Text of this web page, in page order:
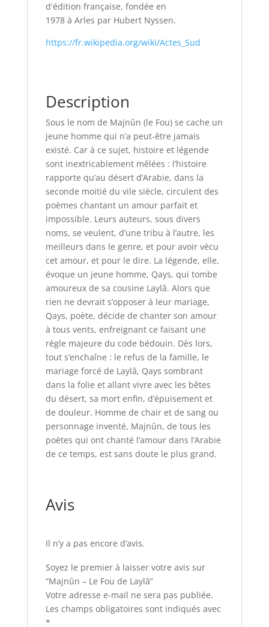
d'édition française, fondée en
1978 à Arles par Hubert Nyssen.
https://fr.wikipedia.org/wiki/Actes_Sud
Description
Sous le nom de Majnûn (le Fou) se cache un
jeune homme qui n’a peut-être jamais
existé. Car à ce sujet, histoire et légende
sont inextricablement mêlées : l’histoire
rapporte qu’au désert d’Arabie, dans la
seconde moitié du vile siècle, circulent des
poèmes chantant un amour parfait et
impossible. Leurs auteurs, sous divers
noms, se veulent, d’une tribu à l’autre, les
meilleurs dans le genre, et pour avoir vécu
cet amour, et pour le dire. La légende, elle,
évoque un jeune homme, Qays, qui tombe
amoureux de sa cousine Laylâ. Alors que
rien ne devrait s’opposer à leur mariage,
Qays, poète, décide de chanter son amour
à tous vents, enfreignant ce faisant une
règle majeure du code bédouin. Dès lors,
tout s’enchaîne : le refus de la famille, le
mariage forcé de Laylâ, Qays sombrant
dans la folie et allant vivre avec les bêtes
du désert, sa mort enfin, d’épuisement et
de douleur. Homme de chair et de sang ou
personnage inventé, Majnûn, de tous les
poètes qui ont chanté l’amour dans l’Arabie
de ce temps, est sans doute le plus grand.
Avis
Il n’y a pas encore d’avis.
Soyez le premier à laisser votre avis sur
“Majnûn – Le Fou de Laylâ”
Votre adresse e-mail ne sera pas publiée.
Les champs obligatoires sont indiqués avec
*